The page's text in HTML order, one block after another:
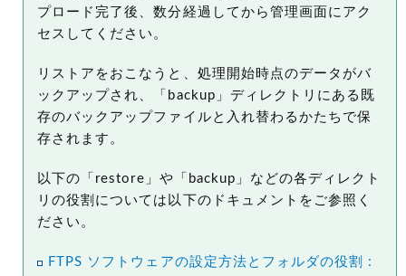
プロード完了後、数分経過してから管理画面にアク
セスしてください。
リストアをおこなうと、処理開始時点のデータがバ
ックアップされ、「backup」ディレクトリにある既
存のバックアップファイルと入れ替わるかたちで保
存されます。
以下の「restore」や「backup」などの各ディレクト
リの役割については以下のドキュメントをご参照く
ださい。
FTPS ソフトウェアの設定方法とフォルダの役割 :